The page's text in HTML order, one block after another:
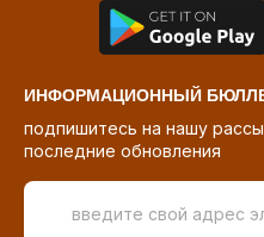
ИНФОРМАЦИОННЫЙ
подпишитесь на нашу
последние обновления